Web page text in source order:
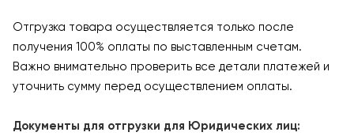
Отгрузка товара осуществляется только после
получения 100% оплаты по выставленным счетам.
Важно внимательно проверить все детали платежей и
уточнить сумму перед осуществлением оплаты.
Документы для отгрузки для Юридических лиц: